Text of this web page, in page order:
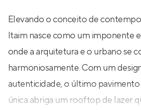
Elevando o conceito de
Itaim nasce como um imponente
onde a arquitetura e o urbano se
harmoniosamente. Com um
autenticidade, o último
única abriga um rooftop de lazer